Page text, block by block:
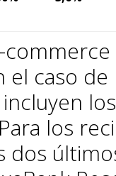
el caso
los
dos